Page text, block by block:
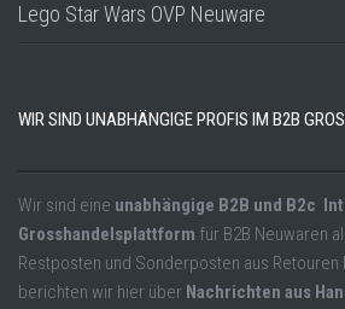
Lego Star Wars OVP Neuware
WIR SIND UNABHÄNGIGE PROFIS IM B2B
Wir sind eine unabhängige B2B und B2c
Grosshandelsplattform für B2B Neuwaren
Restposten und Sonderposten aus
berichten wir hier über Nachrichten aus